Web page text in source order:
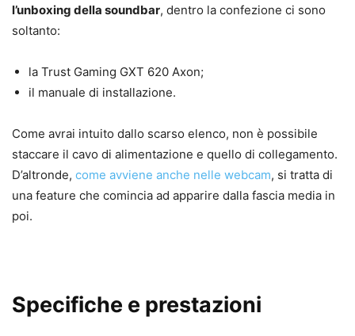
l’unboxing della soundbar, dentro la confezione ci sono
soltanto:
la Trust Gaming GXT 620 Axon;
il manuale di installazione.
Come avrai intuito dallo scarso elenco, non è possibile
staccare il cavo di alimentazione e quello di collegamento.
D’altronde, come avviene anche nelle webcam, si tratta di
una feature che comincia ad apparire dalla fascia media in
poi.
Specifiche e prestazioni